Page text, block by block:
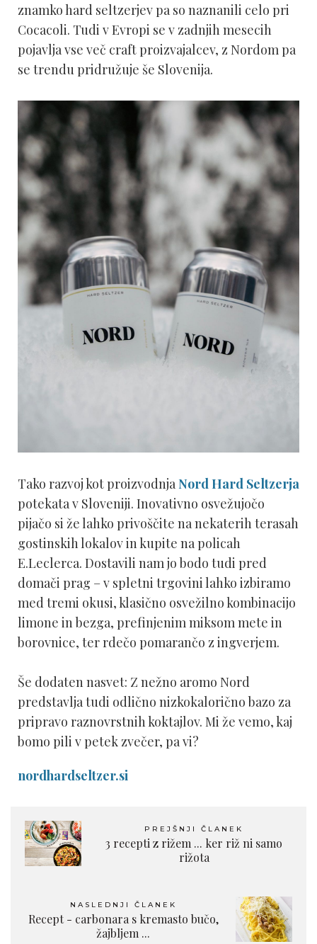
znamko hard seltzerjev pa so naznanili celo pri
Cocacoli. Tudi v Evropi se v zadnjih mesecih
pojavlja vse več craft proizvajalcev, z Nordom pa
se trendu pridružuje še Slovenija.
Tako razvoj kot proizvodnjaNord Hard Seltzerja
potekata v Sloveniji. Inovativno osvežujočo
pijačo si že lahko privoščite na nekaterih terasah
gostinskih lokalov in kupite na policah
E.Leclerca. Dostavili nam jo bodo tudi pred
domači prag – v spletni trgovini lahko izbiramo
med tremi okusi, klasično osvežilno kombinacijo
limone in bezga, prefinjenim miksom mete in
borovnice, ter rdečo pomarančo z ingverjem.
Še dodaten nasvet: Z nežno aromo Nord
predstavlja tudi odlično nizkokalorično bazo za
pripravo raznovrstnih koktajlov. Mi že vemo, kaj
bomo pili v petek zvečer, pa vi?
nordhardseltzer.si
PREJŠNJI ČLANEK
3 recepti z rižem ... ker riž ni samo
rižota
NASLEDNJI ČLANEK
Recept - carbonara s kremasto bučo,
žajbljem ...